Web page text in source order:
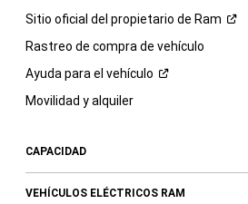
Sitio oficial del propietario de Ram
Rastreo de compra de vehículo
Ayuda para el vehículo
Movilidad y alquiler
CAPACIDAD
VEHÍCULOS ELÉCTRICOS RAM